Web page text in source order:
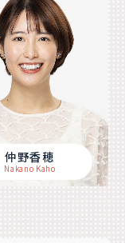
仲野香穂
Nakano Kaho